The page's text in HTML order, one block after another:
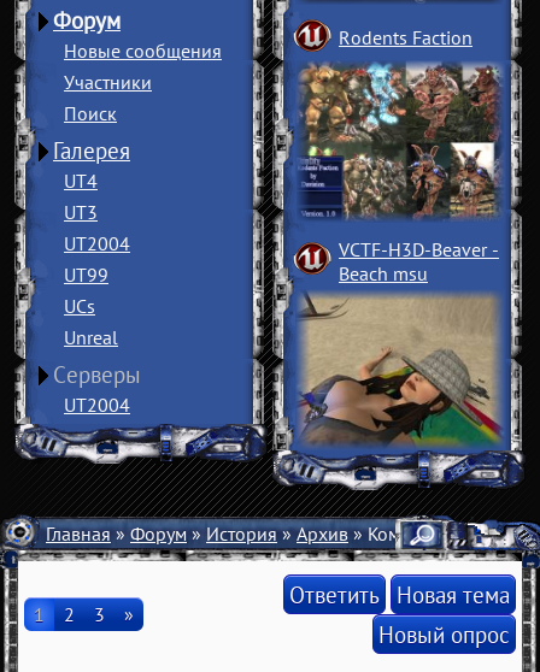
Форум
Новые сообщения
Участники
Поиск
Галерея
UT4
UT3
UT2004
UT99
UCs
Unreal
Серверы
UT2004
Rodents Faction
VCTF-H3D-Beaver ­
Beach msu
Главная»Форум»История»Архив» Командный турнир
1 2 3 »
Ответить Новая тема
Новый опрос